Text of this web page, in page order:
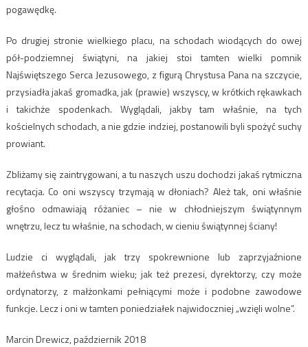
pogawędkę.
Po drugiej stronie wielkiego placu, na schodach wiodących do owej
pół-podziemnej świątyni, na jakiej stoi tamten wielki pomnik
Najświętszego Serca Jezusowego, z figurą Chrystusa Pana na szczycie,
przysiadła jakaś gromadka, jak (prawie) wszyscy, w krótkich rękawkach
i takichże spodenkach. Wyglądali, jakby tam właśnie, na tych
kościelnych schodach, a nie gdzie indziej, postanowili byli spożyć suchy
prowiant.
Zbliżamy się zaintrygowani, a tu naszych uszu dochodzi jakaś rytmiczna
recytacja. Co oni wszyscy trzymają w dłoniach? Ależ tak, oni właśnie
głośno odmawiają różaniec – nie w chłodniejszym świątynnym
wnętrzu, lecz tu właśnie, na schodach, w cieniu świątynnej ściany!
Ludzie ci wyglądali, jak trzy spokrewnione lub zaprzyjaźnione
małżeństwa w średnim wieku; jak też prezesi, dyrektorzy, czy może
ordynatorzy, z małżonkami pełniącymi może i podobne zawodowe
funkcje. Lecz i oni w tamten poniedziałek najwidoczniej „wzięli wolne”.
Marcin Drewicz, październik 2018